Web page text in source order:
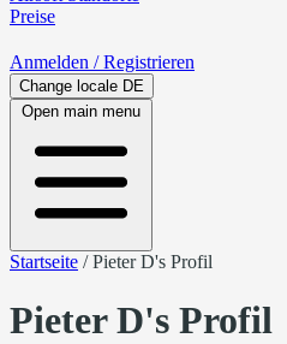
Preise
Anmelden / Registrieren
Change locale DE
Open main menu
Startseite /Pieter D's Profil
Pieter D's Profil